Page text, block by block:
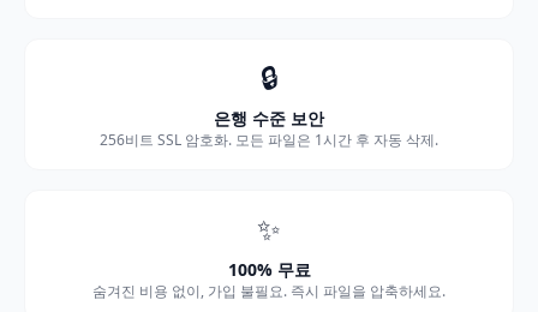
🔒
은행 수준 보안
256비트 SSL 암호화. 모든 파일은 1시간 후 자동 삭제.
✨
100% 무료
숨겨진 비용 없이, 가입 불필요. 즉시 파일을 압축하세요.